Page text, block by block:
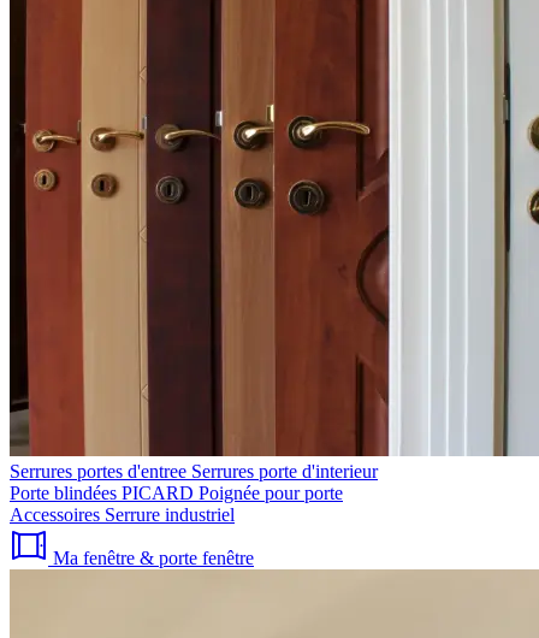
Serrures portes d'entree Serrures porte d'interieur
Porte blindées PICARD Poignée pour porte
Accessoires Serrure industriel
Ma fenêtre & porte fenêtre